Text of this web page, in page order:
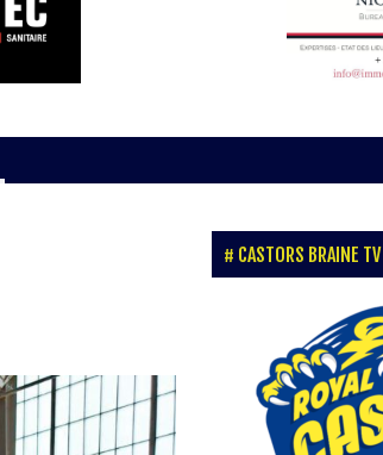
CASTORS BRAINE TV